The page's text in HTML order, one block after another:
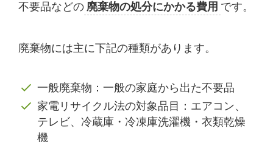
不要品などの 廃棄物の処分にかかる費用 です。
廃棄物には主に下記の種類があります。
一般廃棄物：一般の家庭から出た不要品
家電リサイクル法の対象品目：エアコン、
テレビ、冷蔵庫・冷凍庫洗濯機・衣類乾燥
機